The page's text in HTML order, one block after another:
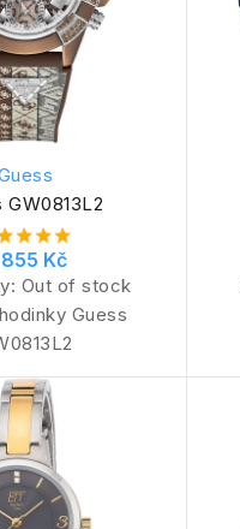
GW0813L2
Kč
Out of stock
Guess